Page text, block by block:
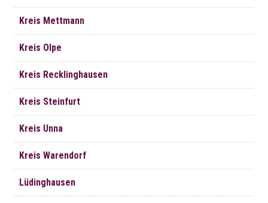
Kreis Mettmann
Kreis Olpe
Kreis Recklinghausen
Kreis Steinfurt
Kreis Unna
Kreis Warendorf
Lüdinghausen